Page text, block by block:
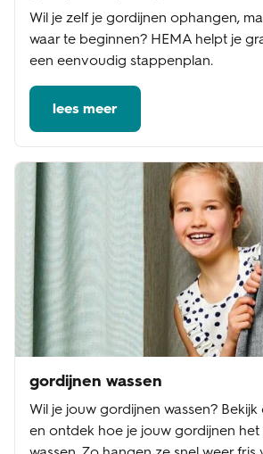
Wil je zelf je gordijnen ophangen,
waar te beginnen? HEMA helpt je
een eenvoudig stappenplan.
lees meer
gordijnen wassen
Wil je jouw gordijnen wassen?
en ontdek hoe je jouw gordijnen